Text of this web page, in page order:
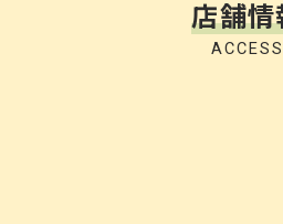
店舗情
ACCESS